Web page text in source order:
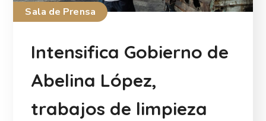
Sala de Prensa
Intensifica Gobierno de
Abelina López,
trabajos de limpieza